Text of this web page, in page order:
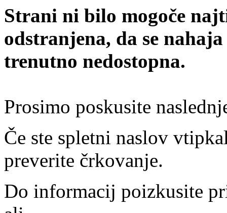
Strani ni bilo mogoče
odstranjena, da se
trenutno nedostopna.
Prosimo poskusite
Če ste spletni naslov
preverite črkovanje.
Do informacij poizkusite